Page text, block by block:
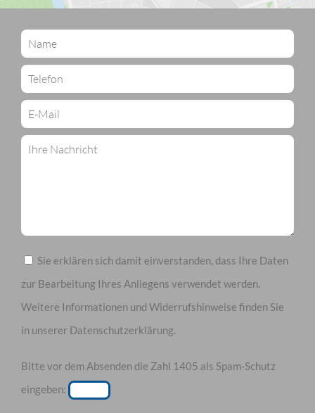
Sie erklären sich damit einverstanden, dass Ihre Daten
zur Bearbeitung Ihres Anliegens verwendet werden.
Weitere Informationen und Widerrufshinweise finden Sie
in unserer Datenschutzerklärung.
Bitte vor dem Absenden die Zahl 1405 als Spam-Schutz
eingeben: